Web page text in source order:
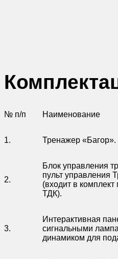
№ п/п Наименование
1. Тренажер «Багор».
2.
Блок управления
пульт управления
(входит в комплект
ТДК).
3.
Интерактивная
сигнальными
динамиком для